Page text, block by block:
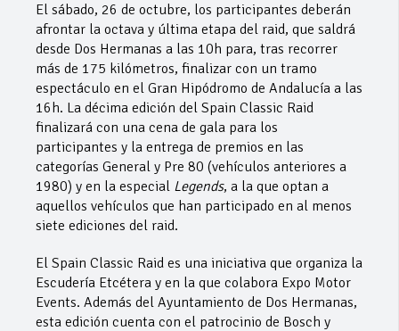
El sábado, 26 de octubre, los participantes deberán
afrontar la octava y última etapa del raid, que saldrá
desde Dos Hermanas a las 10h para, tras recorrer
más de 175 kilómetros, finalizar con un tramo
espectáculo en el Gran Hipódromo de Andalucía a las
16h. La décima edición del Spain Classic Raid
finalizará con una cena de gala para los
participantes y la entrega de premios en las
categorías General y Pre 80 (vehículos anteriores a
1980) y en la especial Legends, a la que optan a
aquellos vehículos que han participado en al menos
siete ediciones del raid.
El Spain Classic Raid es una iniciativa que organiza la
Escudería Etcétera y en la que colabora Expo Motor
Events. Además del Ayuntamiento de Dos Hermanas,
esta edición cuenta con el patrocinio de Bosch y